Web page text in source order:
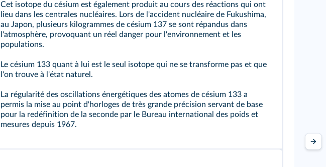
Cet isotope du césium est également produit au cours des réactions qui ont
lieu dans les centrales nucléaires. Lors de l'accident nucléaire de Fukushima,
au Japon, plusieurs kilogrammes de césium 137 se sont répandus dans
l'atmosphère, provoquant un réel danger pour l'environnement et les
populations.
Le césium 133 quant à lui est le seul isotope qui ne se transforme pas et que
l'on trouve à l'état naturel.
La régularité des oscillations énergétiques des atomes de césium 133 a
permis la mise au point d'horloges de très grande précision servant de base
pour la redéfinition de la seconde par le Bureau international des poids et
mesures depuis 1967.